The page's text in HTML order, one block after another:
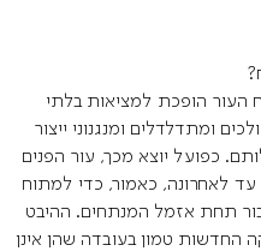
העור הופכת למציאות בלתי
ומתדלדלים ומנגנוני ייצור
כפועל יוצא מכך, עור הפנים
עד לאחרונה, כאמור, כדי למתוח
תחת אזמל המנתחים. ההיבט
החדשות טמון בעובדה שהן אינן